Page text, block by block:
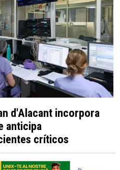
d'Alacant incorpora
anticipa
críticos